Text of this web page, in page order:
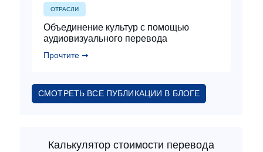
ОТРАСЛИ
Объединение культур с помощью
аудиовизуального перевода
Прочтите ➞
СМОТРЕТЬ ВСЕ ПУБЛИКАЦИИ В БЛОГЕ
Калькулятор стоимости перевода